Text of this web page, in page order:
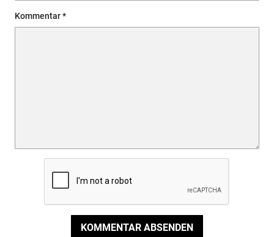
Kommentar
KOMMENTAR ABSENDEN